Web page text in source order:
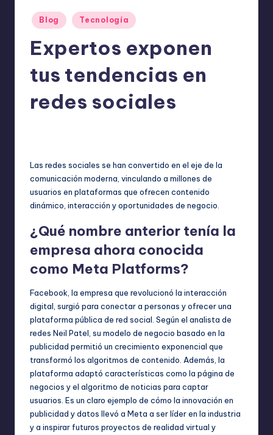
Publicado
en
Blog Tecnología
Expertos exponen
tus tendencias en
redes sociales
Las redes sociales se han convertido en el eje de la
comunicación moderna, vinculando a millones de
usuarios en plataformas que ofrecen contenido
dinámico, interacción y oportunidades de negocio.
¿Qué nombre anterior tenía la
empresa ahora conocida
como Meta Platforms?
Facebook, la empresa que revolucionó la interacción
digital, surgió para conectar a personas y ofrecer una
plataforma pública de red social. Según el analista de
redes Neil Patel, su modelo de negocio basado en la
publicidad permitió un crecimiento exponencial que
transformó los algoritmos de contenido. Además, la
plataforma adaptó características como la página de
negocios y el algoritmo de noticias para captar
usuarios. Es un claro ejemplo de cómo la innovación en
publicidad y datos llevó a Meta a ser líder en la industria
y a inspirar futuros proyectos de realidad virtual y